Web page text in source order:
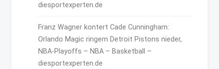
diesportexperten.de
Franz Wagner kontert Cade Cunningham:
Orlando Magic ringem Detroit Pistons nieder,
NBA-Playoffs – NBA – Basketball –
diesportexperten.de